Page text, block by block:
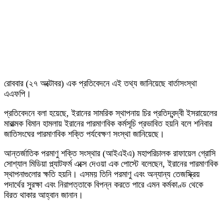
রোববার (২৭ অক্টোবর) এক প্রতিবেদনে এই তথ্য জানিয়েছে বার্তাসংস্থা
এএফপি।
প্রতিবেদনে বলা হয়েছে, ইরানের সামরিক স্থাপনায় চির প্রতিদ্বন্দ্বী ইসরায়েলের
মারাত্মক বিমান হামলায় ইরানের পারমাণবিক কর্মসূচি প্রভাবিত হয়নি বলে শনিবার
জাতিসংঘের পারমাণবিক শক্তি পর্যবেক্ষণ সংস্থা জানিয়েছে।
আন্তর্জাতিক পরমাণু শক্তি সংস্থার (আইএইএ) মহাপরিচালক রাফায়েল গ্রোসি
সোশ্যাল মিডিয়া প্ল্যাটফর্ম এক্সে দেওয়া এক পোস্টে বলেছেন, ইরানের পারমাণবিক
স্থাপনাগুলোর ক্ষতি হয়নি। এসময় তিনি পরমাণু এবং অন্যান্য তেজস্ক্রিয়
পদার্থের সুরক্ষা এবং নিরাপত্তাকে বিপন্ন করতে পারে এমন কর্মকাণ্ড থেকে
বিরত থাকার আহ্বান জানান।